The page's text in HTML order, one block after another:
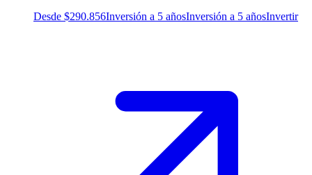
Desde $290.856Inversión a 5 añosInversión a 5 añosInvertir